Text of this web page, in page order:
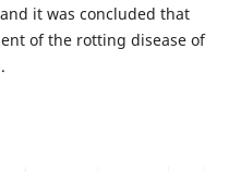
it was concluded that
of the rotting disease of